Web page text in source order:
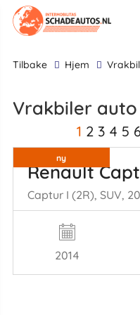
tilbake Hjem
Vrakbiler
1 2 3 4 5 6
ny
Renault
Captur I (2R), SUV,
2014